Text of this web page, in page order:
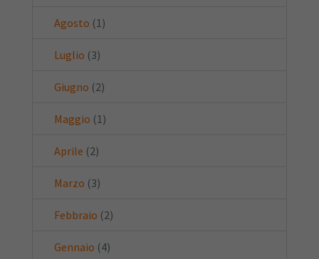
Agosto (1)
Luglio (3)
Giugno (2)
Maggio (1)
Aprile (2)
Marzo (3)
Febbraio (2)
Gennaio (4)